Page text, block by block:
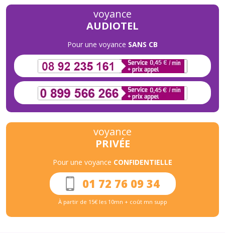
voyance
AUDIOTEL
Pour une voyance SANS CB
voyance
PRIVÉE
Pour une voyance CONFIDENTIELLE
01 72 76 09 34
À partir de 15€ les 10mn + coût mn supp